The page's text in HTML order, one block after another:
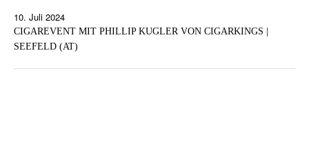
10. Juli 2024
CIGAREVENT MIT PHILLIP KUGLER VON CIGARKINGS |
SEEFELD (AT)